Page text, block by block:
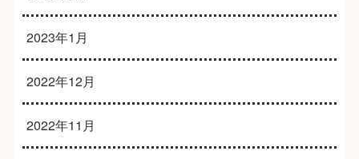
2023年1月
2022年12月
2022年11月